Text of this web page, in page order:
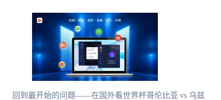
回到最开始的问题——在国外看世界杯哥伦比亚 vs 乌兹